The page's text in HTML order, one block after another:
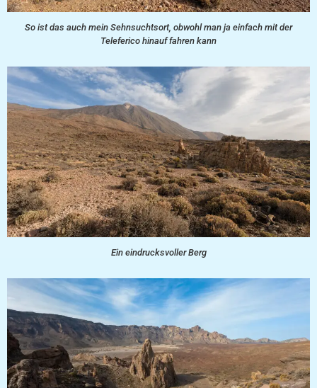
So ist das auch mein Sehnsuchtsort, obwohl man ja einfach mit der
Teleferico hinauf fahren kann
Ein eindrucksvoller Berg